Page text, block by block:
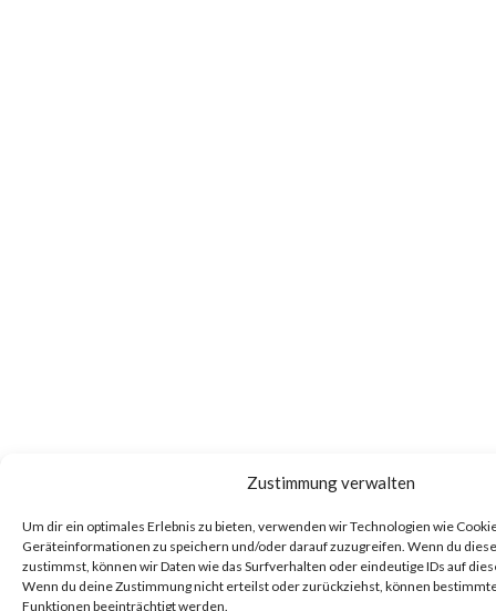
Zustimmung verwalten
Um dir ein optimales Erlebnis zu bieten, verwenden wir Technologien wie
Geräteinformationen zu speichern und/oder darauf zuzugreifen. Wenn du
zustimmst, können wir Daten wie das Surfverhalten oder eindeutige IDs auf
Wenn du deine Zustimmung nicht erteilst oder zurückziehst, können
Funktionen beeinträchtigt werden.